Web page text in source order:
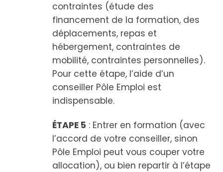
contraintes (étude des
financement de la formation, des
déplacements, repas et
hébergement, contraintes de
mobilité, contraintes personnelles).
Pour cette étape, l’aide d’un
conseiller Pôle Emploi est
indispensable.
ÉTAPE 5 : Entrer en formation (avec
l’accord de votre conseiller, sinon
Pôle Emploi peut vous couper votre
allocation), ou bien repartir à l’étape